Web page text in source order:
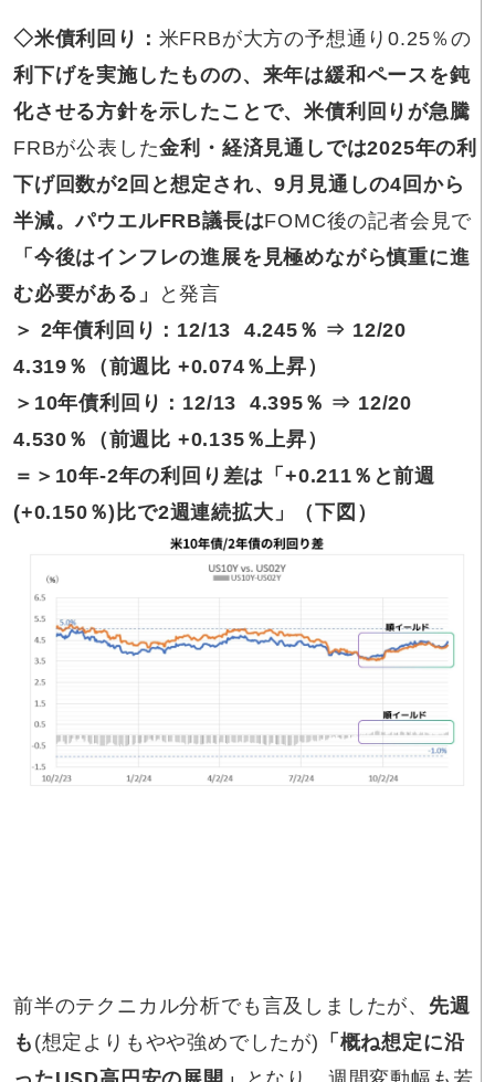
◇米債利回り ： 米FRBが大方の予想通り0.25％の
利下げを実施したものの、来年は緩和ペースを鈍
化させる方針を示したことで、米債利回りが急騰
FRBが公表した金利・経済見通しでは2025年の利
下げ回数が2回と想定され、9月見通しの4回から
半減。パウエルFRB議長はFOMC後の記者会見で
「今後はインフレの進展を見極めながら慎重に進
む必要がある」
と発言
＞ 2年債利回り ：12/13 4.245％ ⇒ 12/20
4.319 ％（前週比 +0.074％上昇）
＞10年債利回り ：12/13 4.395％ ⇒ 12/20
4.530％（前週比 +0.135％上昇）
＝＞ 10年-2年の利回り差は「+0.211％と前週
(+0.150％)比で2週連続拡大」（下図）
前半のテクニカル分析でも言及しましたが、 先週
も (想定よりもやや強めでしたが) 「概ね想定に沿